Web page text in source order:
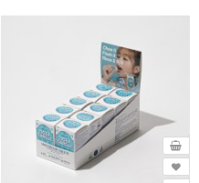
로 가꿔주는 핵심 부스팅 세럼입니다.